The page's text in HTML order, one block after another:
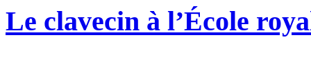
Le clavecin à l’École